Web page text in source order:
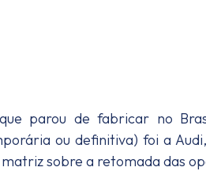
parou de fabricar no
ou definitiva) foi a
sobre a retomada das